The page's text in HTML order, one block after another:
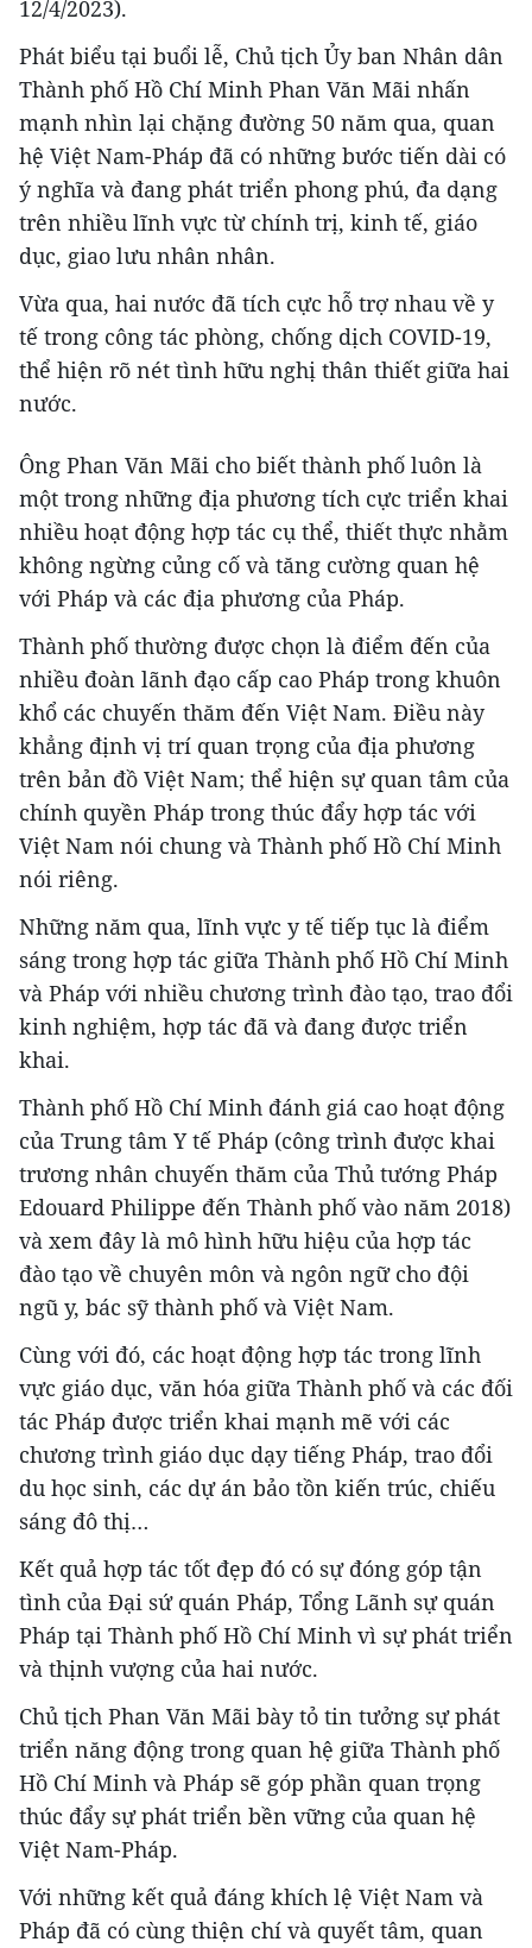
12/4/2023).
Phát biểu tại buổi lễ, Chủ tịch Ủy ban Nhân dân
Thành phố Hồ Chí Minh Phan Văn Mãi nhấn
mạnh nhìn lại chặng đường 50 năm qua, quan
hệ Việt Nam-Pháp đã có những bước tiến dài có
ý nghĩa và đang phát triển phong phú, đa dạng
trên nhiều lĩnh vực từ chính trị, kinh tế, giáo
dục, giao lưu nhân nhân.
Vừa qua, hai nước đã tích cực hỗ trợ nhau về y
tế trong công tác phòng, chống dịch COVID-19,
thể hiện rõ nét tình hữu nghị thân thiết giữa hai
nước.
Ông Phan Văn Mãi cho biết thành phố luôn là
một trong những địa phương tích cực triển khai
nhiều hoạt động hợp tác cụ thể, thiết thực nhằm
không ngừng củng cố và tăng cường quan hệ
với Pháp và các địa phương của Pháp.
Thành phố thường được chọn là điểm đến của
nhiều đoàn lãnh đạo cấp cao Pháp trong khuôn
khổ các chuyến thăm đến Việt Nam. Điều này
khẳng định vị trí quan trọng của địa phương
trên bản đồ Việt Nam; thể hiện sự quan tâm của
chính quyền Pháp trong thúc đẩy hợp tác với
Việt Nam nói chung và Thành phố Hồ Chí Minh
nói riêng.
Những năm qua, lĩnh vực y tế tiếp tục là điểm
sáng trong hợp tác giữa Thành phố Hồ Chí Minh
và Pháp với nhiều chương trình đào tạo, trao đổi
kinh nghiệm, hợp tác đã và đang được triển
khai.
Thành phố Hồ Chí Minh đánh giá cao hoạt động
của Trung tâm Y tế Pháp (công trình được khai
trương nhân chuyến thăm của Thủ tướng Pháp
Edouard Philippe đến Thành phố vào năm 2018)
và xem đây là mô hình hữu hiệu của hợp tác
đào tạo về chuyên môn và ngôn ngữ cho đội
ngũ y, bác sỹ thành phố và Việt Nam.
Cùng với đó, các hoạt động hợp tác trong lĩnh
vực giáo dục, văn hóa giữa Thành phố và các đối
tác Pháp được triển khai mạnh mẽ với các
chương trình giáo dục dạy tiếng Pháp, trao đổi
du học sinh, các dự án bảo tồn kiến trúc, chiếu
sáng đô thị…
Kết quả hợp tác tốt đẹp đó có sự đóng góp tận
tình của Đại sứ quán Pháp, Tổng Lãnh sự quán
Pháp tại Thành phố Hồ Chí Minh vì sự phát triển
và thịnh vượng của hai nước.
Chủ tịch Phan Văn Mãi bày tỏ tin tưởng sự phát
triển năng động trong quan hệ giữa Thành phố
Hồ Chí Minh và Pháp sẽ góp phần quan trọng
thúc đẩy sự phát triển bền vững của quan hệ
Việt Nam-Pháp.
Với những kết quả đáng khích lệ Việt Nam và
Pháp đã có cùng thiện chí và quyết tâm, quan